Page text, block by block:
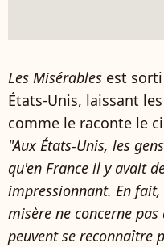
Les Misérables est
États-Unis, laissant
comme le raconte le
"Aux États-Unis, les
qu'en France il y avait
impressionnant. En
misère ne concerne
peuvent se reconnaître